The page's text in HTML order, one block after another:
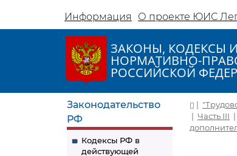
Информация О проекте ЮИС
ЗАКОНЫ, КОДЕКСЫ И
НОРМАТИВНО-
РОССИЙСКОЙ
Законодательство
РФ
Кодексы РФ в
действующей
|
| Часть III |